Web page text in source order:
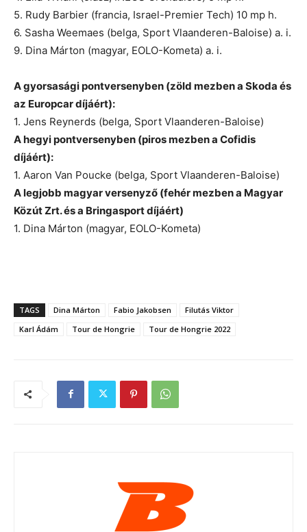
5. Rudy Barbier (francia, Israel-Premier Tech) 10 mp h.
6. Sasha Weemaes (belga, Sport Vlaanderen-Baloise) a. i.
9. Dina Márton (magyar, EOLO-Kometa) a. i.
A gyorsasági pontversenyben (zöld mezben a Skoda és
az Europcar díjáért):
1. Jens Reynerds (belga, Sport Vlaanderen-Baloise)
A hegyi pontversenyben (piros mezben a Cofidis
díjáért):
1. Aaron Van Poucke (belga, Sport Vlaanderen-Baloise)
A legjobb magyar versenyző (fehér mezben a Magyar
Közút Zrt. és a Bringasport díjáért)
1. Dina Márton (magyar, EOLO-Kometa)
TAGS Dina Márton Fabio Jakobsen
Filutás Viktor
Karl Ádám
Tour de Hongrie Tour de Hongrie 2022